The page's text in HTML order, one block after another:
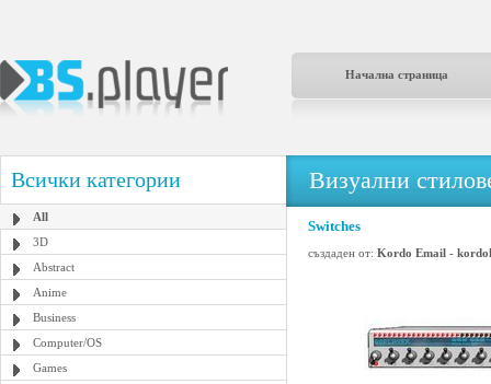
Начална страница
Всички категории
All
3D
Abstract
Anime
Business
Computer/OS
Games
Визуални
Switches
създаден от: Kordo Email -